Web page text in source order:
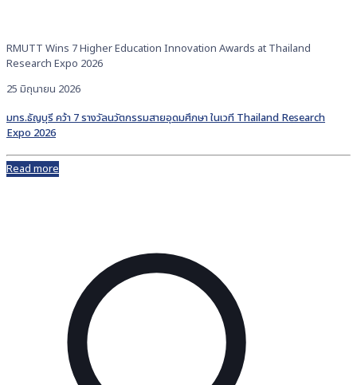
RMUTT Wins 7 Higher Education Innovation Awards at Thailand
Research Expo 2026
25 มิถุนายน 2026
มทร.ธัญบุรี คว้า 7 รางวัลนวัตกรรมสายอุดมศึกษา ในเวที Thailand Research
Expo 2026
Read more